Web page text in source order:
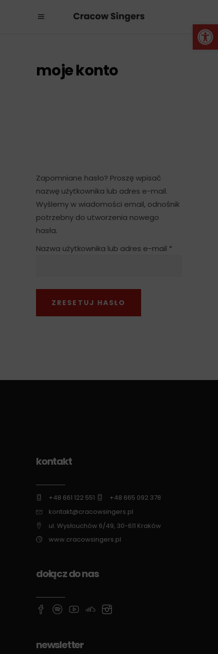
moje konto
Zapomniane hasło? Proszę wpisać
nazwę użytkownika lub adres e-mail.
Wyślemy w wiadomości email, odnośnik
potrzebny do utworzenia nowego
hasła.
Nazwa użytkownika lub adres e-mail *
ZRESETUJ HASŁO
kontakt
+48 661 122 551
+48 665 092 378
kontakt@cracowsingers.pl
ul. Wysłouchów 6/49, 30-611 Kraków
www.cracowsingers.pl
dołącz do nas
newsletter